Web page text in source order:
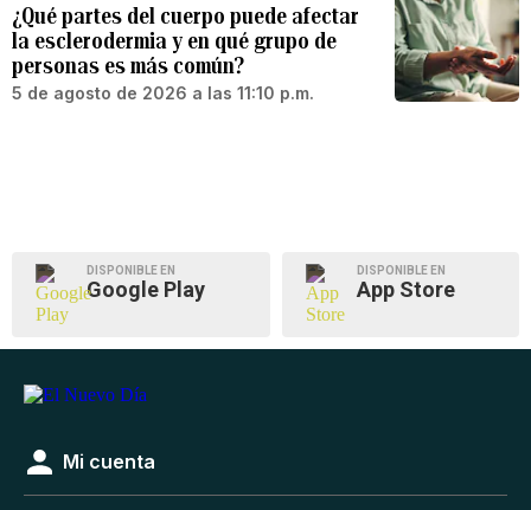
¿Qué partes del cuerpo puede afectar
la esclerodermia y en qué grupo de
personas es más común?
5 de agosto de 2026 a las 11:10 p.m.
DISPONIBLE EN
Google Play
DISPONIBLE EN
App Store
Mi cuenta